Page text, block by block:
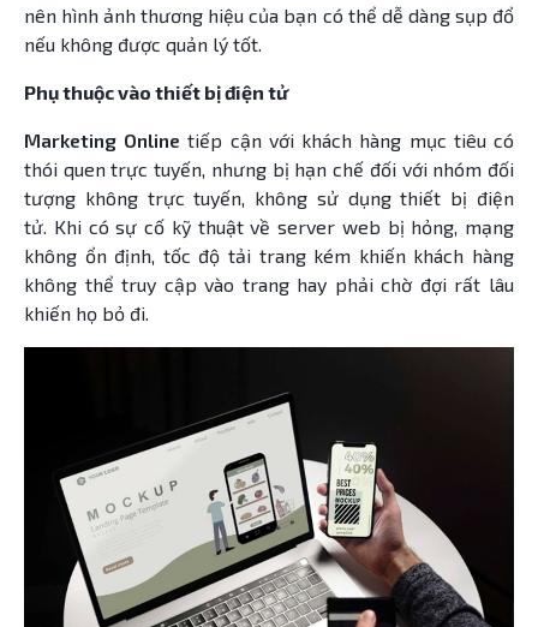
nên hình ảnh thương hiệu của bạn có thể dễ dàng sụp đổ
nếu không được quản lý tốt.
Phụ thuộc vào thiết bị điện tử
Marketing Online tiếp cận với khách hàng mục tiêu có
thói quen trực tuyến, nhưng bị hạn chế đối với nhóm đối
tượng không trực tuyến, không sử dụng thiết bị điện
tử. Khi có sự cố kỹ thuật về server web bị hỏng, mạng
không ổn định, tốc độ tải trang kém khiến khách hàng
không thể truy cập vào trang hay phải chờ đợi rất lâu
khiến họ bỏ đi.